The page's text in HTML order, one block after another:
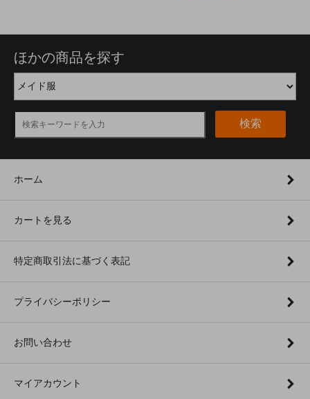
ほかの商品を探す
検索
ホーム
カートを見る
特定商取引法に基づく表記
プライバシーポリシー
お問い合わせ
マイアカウント